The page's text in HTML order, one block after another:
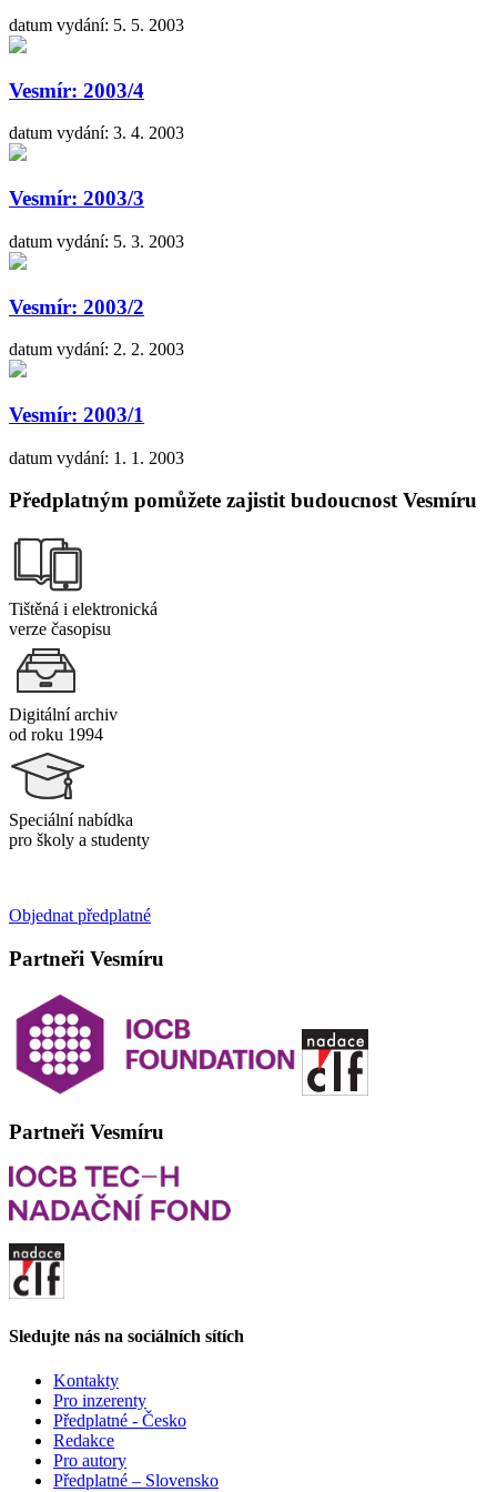
datum vydání: 5. 5. 2003
Vesmír: 2003/4
datum vydání: 3. 4. 2003
Vesmír: 2003/3
datum vydání: 5. 3. 2003
Vesmír: 2003/2
datum vydání: 2. 2. 2003
Vesmír: 2003/1
datum vydání: 1. 1. 2003
Předplatným pomůžete zajistit budoucnost Vesmíru
Tištěná i elektronická
verze časopisu
Digitální archiv
od roku 1994
Speciální nabídka
pro školy a studenty
Objednat předplatné
Partneři Vesmíru
Partneři Vesmíru
Sledujte nás na sociálních sítích
Kontakty
Pro inzerenty
Předplatné - Česko
Redakce
Pro autory
Předplatné – Slovensko